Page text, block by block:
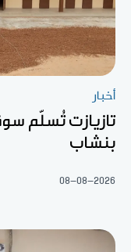
أخبار
تازيازت تُسلّم
بنشاب
08-08-2026